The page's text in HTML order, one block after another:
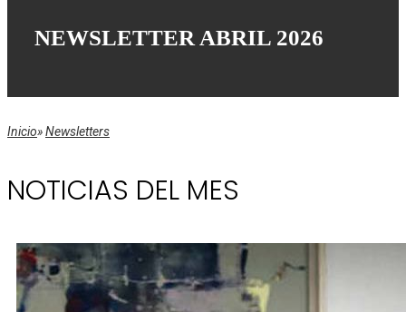
NEWSLETTER ABRIL 2026
Inicio»Newsletters
NOTICIAS DEL MES